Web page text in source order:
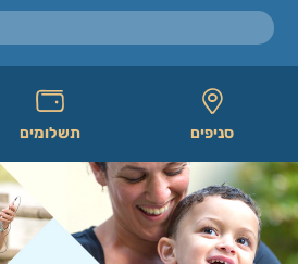
סניפים תשלומים